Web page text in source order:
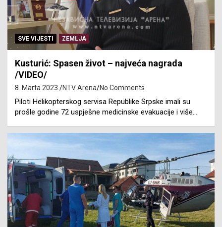
SVE VIJESTI ZEMLJA
Kusturić: Spasen život – najveća nagrada
/VIDEO/
8. Marta 2023. NTV Arena No Comments
Piloti Helikopterskog servisa Republike Srpske imali su
prošle godine 72 uspješne medicinske evakuacije i više…